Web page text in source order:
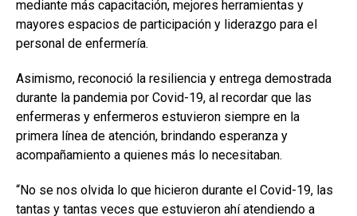
mediante más capacitación, mejores herramientas y
mayores espacios de participación y liderazgo para el
personal de enfermería.
Asimismo, reconoció la resiliencia y entrega demostrada
durante la pandemia por Covid-19, al recordar que las
enfermeras y enfermeros estuvieron siempre en la
primera línea de atención, brindando esperanza y
acompañamiento a quienes más lo necesitaban.
“No se nos olvida lo que hicieron durante el Covid-19, las
tantas y tantas veces que estuvieron ahí atendiendo a